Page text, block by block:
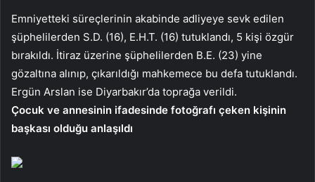
Emniyetteki süreçlerinin akabinde adliyeye sevk edilen
şüphelilerden S.D. (16), E.H.T. (16) tutuklandı, 5 kişi özgür
bırakıldı. İtiraz üzerine şüphelilerden B.E. (23) yine
gözaltına alınıp, çıkarıldığı mahkemece bu defa tutuklandı.
Ergün Arslan ise Diyarbakır’da toprağa verildi.
Çocuk ve annesinin ifadesinde fotoğrafı çeken kişinin
başkası olduğu anlaşıldı